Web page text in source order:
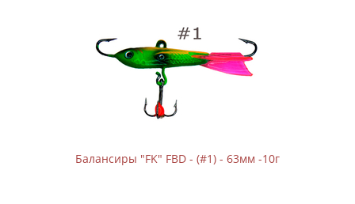
Балансиры "FK" FBD - (#1) - 63мм -10г